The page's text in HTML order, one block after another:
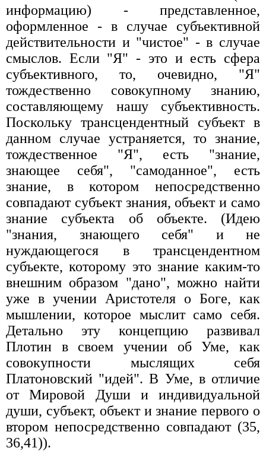
информацию) - представленное,
оформленное - в случае субъективной
действительности и "чистое" - в случае
смыслов. Если "Я" - это и есть сфера
субъективного, то, очевидно, "Я"
тождественно совокупному знанию,
составляющему нашу субъективность.
Поскольку трансцендентный субъект в
данном случае устраняется, то знание,
тождественное "Я", есть "знание,
знающее себя", "самоданное", есть
знание, в котором непосредственно
совпадают субъект знания, объект и само
знание субъекта об объекте. (Идею
"знания, знающего себя" и не
нуждающегося в трансцендентном
субъекте, которому это знание каким-то
внешним образом "дано", можно найти
уже в учении Аристотеля о Боге, как
мышлении, которое мыслит само себя.
Детально эту концепцию развивал
Плотин в своем учении об Уме, как
совокупности мыслящих себя
Платоновский "идей". В Уме, в отличие
от Мировой Души и индивидуальной
души, субъект, объект и знание первого о
втором непосредственно совпадают (35,
36,41)).